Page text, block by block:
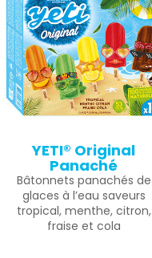
YETI® Original
Panaché
Bâtonnets panachés de
glaces à l’eau saveurs
tropical, menthe, citron,
fraise et cola